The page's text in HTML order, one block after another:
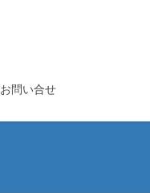
お問い合せ